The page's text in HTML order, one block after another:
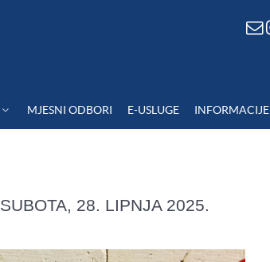
MJESNI ODBORI E-USLUGE INFORMACIJE
28. LIPNJA 2025.